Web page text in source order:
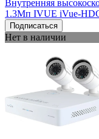
Внутренняя
1.3Мп IVUE iVue-
Подписаться
Нет в наличии